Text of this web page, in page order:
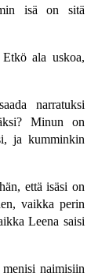
isä on sitä
ala uskoa,
narratuksi
Minun on
ja kumminkin
että isäsi on
vaikka perin
Leena saisi
naimisiin